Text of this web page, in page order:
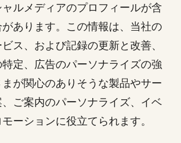
ルメディアのプロフィールが含
があります。この情報は、当社の
ス、および記録の更新と改善、
定、広告のパーソナライズの強
が関心のありそうな製品やサー
、ご案内のパーソナライズ、イベ
ーションに役立てられます。